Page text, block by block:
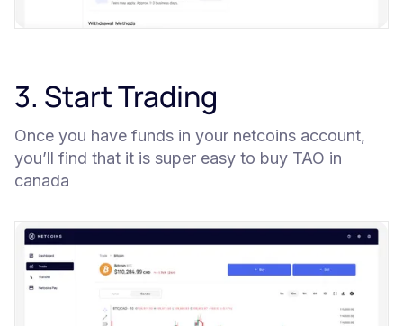
3. Start Trading
Once you have funds in your netcoins account,
you’ll find that it is super easy to buy TAO in
canada